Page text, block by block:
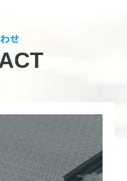
せ